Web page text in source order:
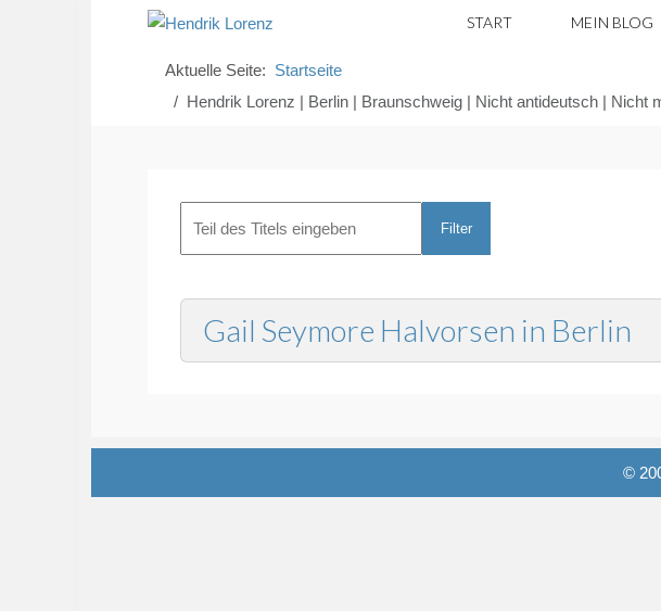
START MEIN BLOG
Aktuelle Seite: Startseite
Hendrik Lorenz | Berlin | Braunschweig | Nicht antideutsch | Nicht
Filter
Gail Seymore Halvorsen in Berlin
©